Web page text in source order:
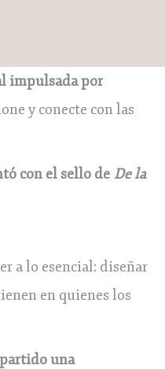
impulsada por
y conecte con las
con el sello de De la
a lo esencial: diseñar
en quienes los
una